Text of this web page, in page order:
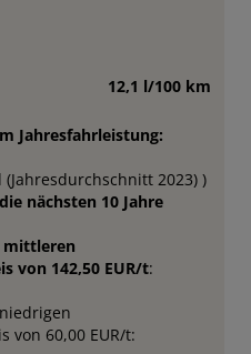
12,1 l/100 km
Jahresfahrleistung:
2023) )
nächsten 10 Jahre
mittleren
von 142,50 EUR/t:
von 60,00 EUR/t: